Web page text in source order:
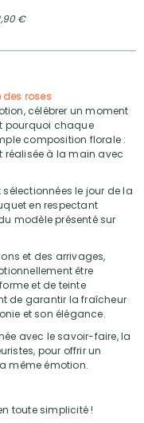
€
des roses
célébrer un moment
pourquoi chaque
composition florale :
réalisée à la main avec
le jour de la
en respectant
modèle présenté sur
et des arrivages,
être
et de teinte
de garantir la fraîcheur
et son élégance.
avec le savoir-faire, la
pour offrir un
même émotion.
toute simplicité !